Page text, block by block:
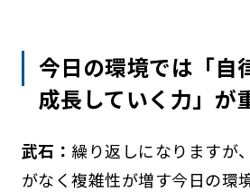
今日の環境では「自
成長していく力」が
武石： 繰り返しになりますが
がなく複雑性が増す今日の環